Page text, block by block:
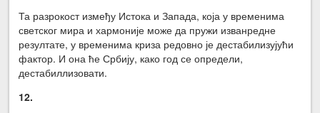
Та разрокост између Истока и Запада, која у временима
светског мира и хармоније може да пружи изванредне
резултате, у временима криза редовно је дестабилизујући
фактор. И она ће Србију, како год се определи,
дестабиллизовати.
12.